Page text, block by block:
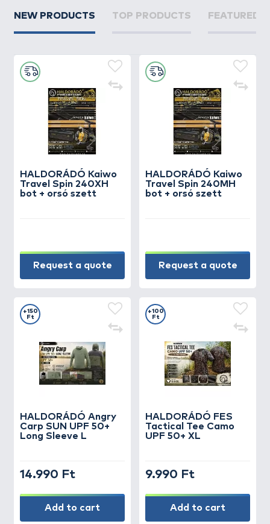
NEW PRODUCTS TOP PRODUCTS FEATURED
HALDORÁDÓ Kaiwo
Travel Spin 240XH
bot + orsó szett
Request a quote
HALDORÁDÓ Kaiwo
Travel Spin 240MH
bot + orsó szett
Request a quote
HALDORÁDÓ Angry
Carp SUN UPF 50+
Long Sleeve L
+150
Ft
14.990 Ft
Add to cart
HALDORÁDÓ FES
Tactical Tee Camo
UPF 50+ XL
+100
Ft
9.990 Ft
Add to cart